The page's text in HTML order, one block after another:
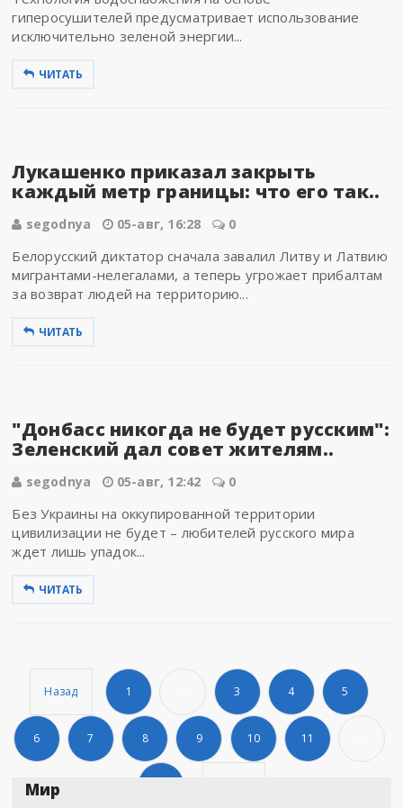
гиперосушителей предусматривает использование
исключительно зеленой энергии...
ЧИТАТЬ
Лукашенко приказал закрыть
каждый метр границы: что его так..
segodnya 05-авг, 16:28 0
Белорусский диктатор сначала завалил Литву и Латвию
мигрантами-нелегалами, а теперь угрожает прибалтам
за возврат людей на территорию...
ЧИТАТЬ
"Донбасс никогда не будет русским":
Зеленский дал совет жителям..
segodnya 05-авг, 12:42 0
Без Украины на оккупированной территории
цивилизации не будет – любителей русского мира
ждет лишь упадок...
ЧИТАТЬ
Назад 1 3 4 5
6 7 8 9 10 11
Мир